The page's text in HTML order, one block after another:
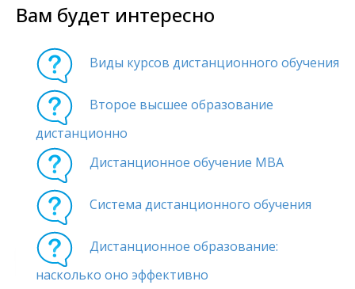
Вам будет интересно
Виды курсов дистанционного обучения
Второе высшее образование
дистанционно
Дистанционное обучение MBA
Система дистанционного обучения
Дистанционное образование:
насколько оно эффективно